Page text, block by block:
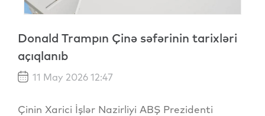
Donald Trampın Çinə səfərinin tarixləri
açıqlanıb
11 May 2026 12:47
Çinin Xarici İşlər Nazirliyi ABŞ Prezidenti